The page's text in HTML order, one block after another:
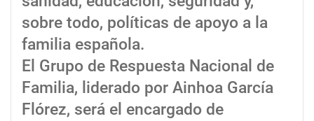
sobre todo, políticas de apoyo a la
familia española.
El Grupo de Respuesta Nacional de
Familia, liderado por Ainhoa García
Flórez, será el encargado de